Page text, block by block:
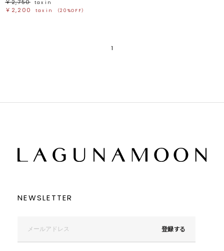
￥2,750
tax in
￥2,200 tax in （20%OFF）
1
NEWSLETTER
登録する